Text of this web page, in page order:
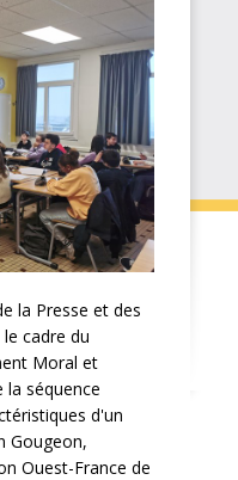
la Presse et des
cadre du
Moral et
la séquence
d'un
Gougeon,
Ouest-France de